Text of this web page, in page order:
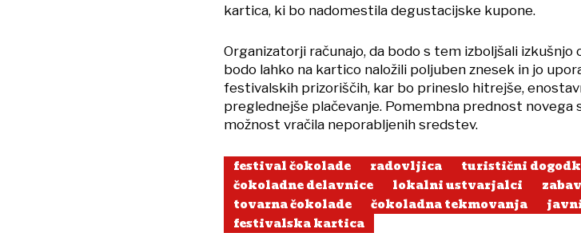
kartica, ki bo nadomestila degustacijske kupone.
Organizatorji računajo, da bodo s tem izboljšali izkušnjo
bodo lahko na kartico naložili poljuben znesek in jo
festivalskih prizoriščih, kar bo prineslo hitrejše,
preglednejše plačevanje. Pomembna prednost novega
možnost vračila neporabljenih sredstev.
festival čokolade radovljica
turistični
čokoladne delavnice
lokalni ustvarjalci
tovarna čokolade
čokoladna tekmovanja
festivalska kartica